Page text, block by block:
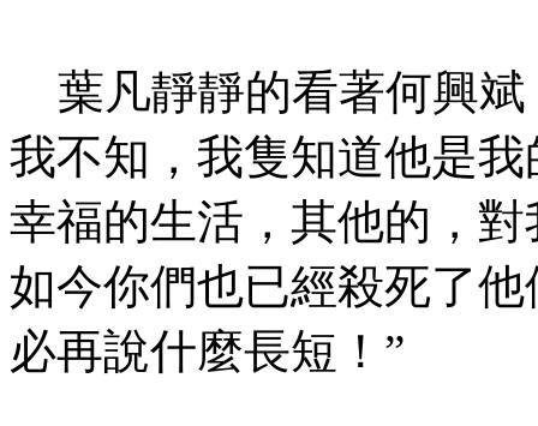
葉凡靜靜的看著何興斌
我不知，我隻知道他是
幸福的生活，其他的，
如今你們也已經殺死了
必再說什麼長短！”